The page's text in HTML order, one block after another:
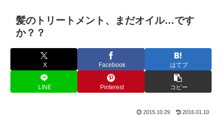
髪のトリートメント、まだオイル…です
か？？
X Facebook はてブ
LINE Pinterest コピー
2015.10.29 2016.01.10